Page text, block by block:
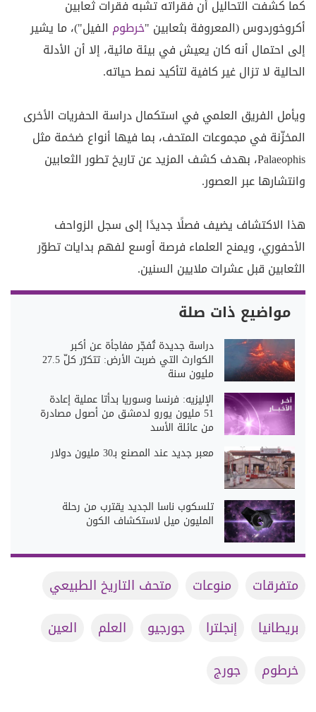
كما كشفت التحاليل أن فقراته تشبه فقرات ثعابين
أكروخوردوس (المعروفة بثعابين "خرطوم الفيل")، ما يشير
إلى احتمال أنه كان يعيش في بيئة مائية، إلا أن الأدلة
الحالية لا تزال غير كافية لتأكيد نمط حياته.
ويأمل الفريق العلمي في استكمال دراسة الحفريات الأخرى
المخزّنة في مجموعات المتحف، بما فيها أنواع ضخمة مثل
Palaeophis، بهدف كشف المزيد عن تاريخ تطور الثعابين
وانتشارها عبر العصور.
هذا الاكتشاف يضيف فصلًا جديدًا إلى سجل الزواحف
الأحفوري، ويمنح العلماء فرصة أوسع لفهم بدايات تطوّر
الثعابين قبل عشرات ملايين السنين.
مواضيع ذات صلة
دراسة جديدة تُفجّر مفاجأة عن أكبر
الكوارث التي ضربت الأرض: تتكرّر كلّ 27.5
مليون سنة
الإليزيه: فرنسا وسوريا بدأتا عملية إعادة
51 مليون يورو لدمشق من أصول مصادرة
من عائلة الأسد
معبر جديد عند المصنع بـ30 مليون دولار
تلسكوب ناسا الجديد يقترب من رحلة
المليون ميل لاستكشاف الكون
متفرقات منوعات
متحف التاريخ الطبيعي
بريطانيا
إنجلترا جورجيو العلم
العين
خرطوم
جورج